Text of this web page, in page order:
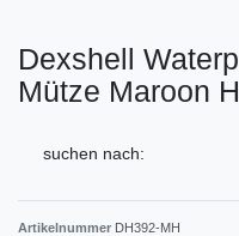
Dexshell
Mütze Maroon
suchen nach:
Artikelnummer DH392-MH